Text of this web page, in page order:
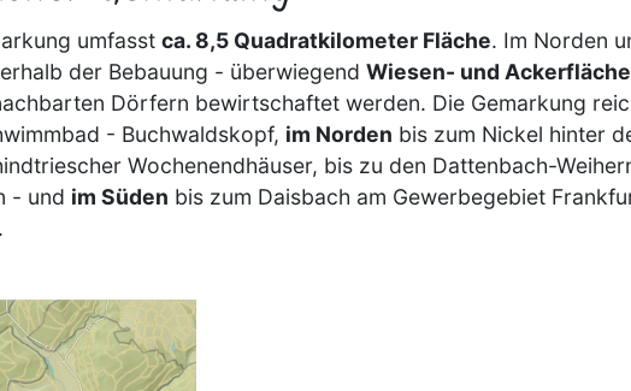
umfasst ca. 8,5 Quadratkilometer Fläche. Im Norden
der Bebauung - überwiegend Wiesen- und
Dörfern bewirtschaftet werden. Die Gemarkung
- Buchwaldskopf, im Norden bis zum Nickel hinter
Wochenendhäuser, bis zu den Dattenbach-
- und im Süden bis zum Daisbach am Gewerbegebiet